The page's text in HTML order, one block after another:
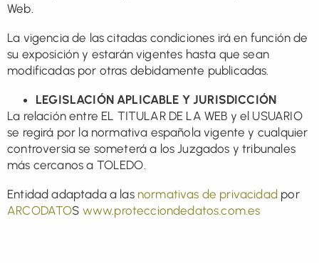
Web.
La vigencia de las citadas condiciones irá en función de
su exposición y estarán vigentes hasta que sean
modificadas por otras debidamente publicadas.
LEGISLACIÓN APLICABLE Y JURISDICCIÓN
La relación entre EL TITULAR DE LA WEB y el USUARIO
se regirá por la normativa española vigente y cualquier
controversia se someterá a los Juzgados y tribunales
más cercanos a TOLEDO.
Entidad adaptada a las normativas de privacidad por
ARCODATOS www.protecciondedatos.com.es